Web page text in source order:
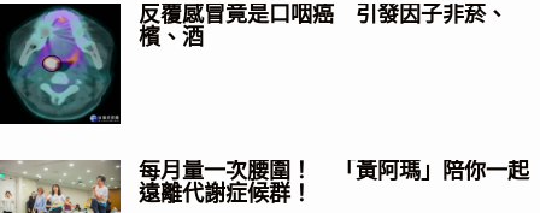
反覆感冒竟是口咽癌 引發因子非菸、
檳、酒
每月量一次腰圍！ 「黃阿瑪」陪你一起
遠離代謝症候群！